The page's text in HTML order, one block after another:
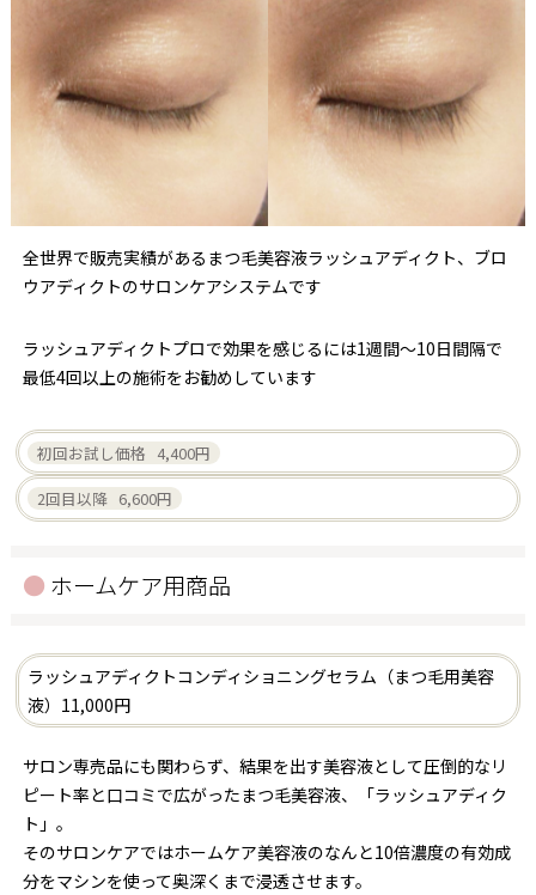
全世界で販売実績があるまつ毛美容液ラッシュアディクト、ブロ
ウアディクトのサロンケアシステムです
ラッシュアディクトプロで効果を感じるには1週間～10日間隔で
最低4回以上の施術をお勧めしています
初回お試し価格 4,400円
2回目以降 6,600円
ホームケア用商品
ラッシュアディクトコンディショニングセラム（まつ毛用美容
液）11,000円
サロン専売品にも関わらず、結果を出す美容液として圧倒的なリ
ピート率と口コミで広がったまつ毛美容液、「ラッシュアディク
ト」。
そのサロンケアではホームケア美容液のなんと10倍濃度の有効成
分をマシンを使って奥深くまで浸透させます。